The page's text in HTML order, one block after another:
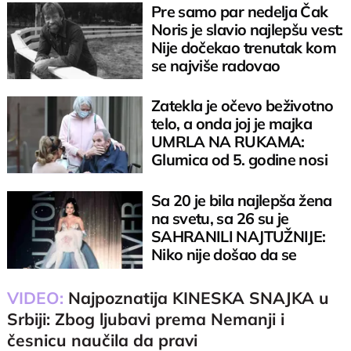
Pre samo par nedelja Čak
Noris je slavio najlepšu vest:
Nije dočekao trenutak kom
se najviše radovao
Zatekla je očevo beživotno
telo, a onda joj je majka
UMRLA NA RUKAMA:
Glumica od 5. godine nosi
Sa 20 je bila najlepša žena
na svetu, sa 26 su je
SAHRANILI NAJTUŽNIJE:
Niko nije došao da se
VIDEO: Najpoznatija KINESKA SNAJKA u
Srbiji: Zbog ljubavi prema Nemanji i
česnicu naučila da pravi